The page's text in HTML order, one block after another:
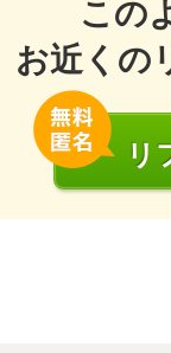
この
お近くの
リ